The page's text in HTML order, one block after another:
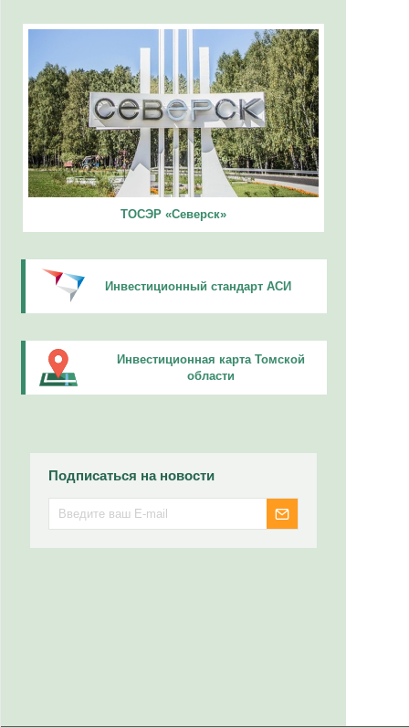
ТОСЭР «Северск»
Инвестиционный стандарт АСИ
Инвестиционная карта Томской
области
Подписаться на новости